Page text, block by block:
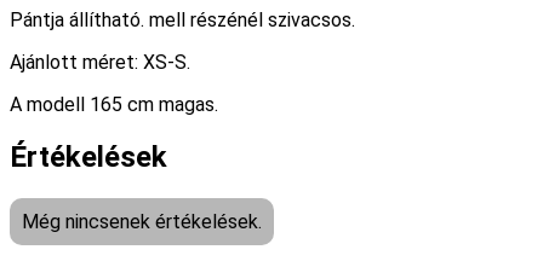
Pántja állítható. mell részénél szivacsos.
Ajánlott méret: XS-S.
A modell 165 cm magas.
Értékelések
Még nincsenek értékelések.